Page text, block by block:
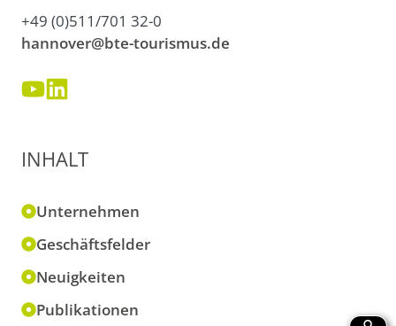
+49 (0)511/701 32-0
hannover@bte-tourismus.de
INHALT
Unternehmen
Geschäftsfelder
Neuigkeiten
Publikationen